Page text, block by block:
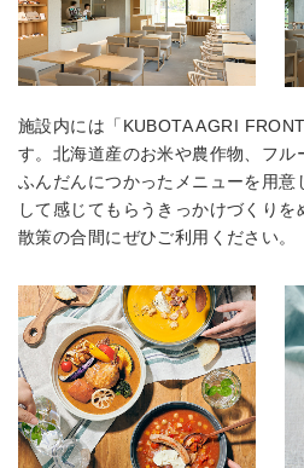
施設内には「KUBOTA AGRI
す。北海道産のお米や農作物、フル
ふんだんにつかったメニューを用意
して感じてもらうきっかけづくり
散策の合間にぜひご利用ください。